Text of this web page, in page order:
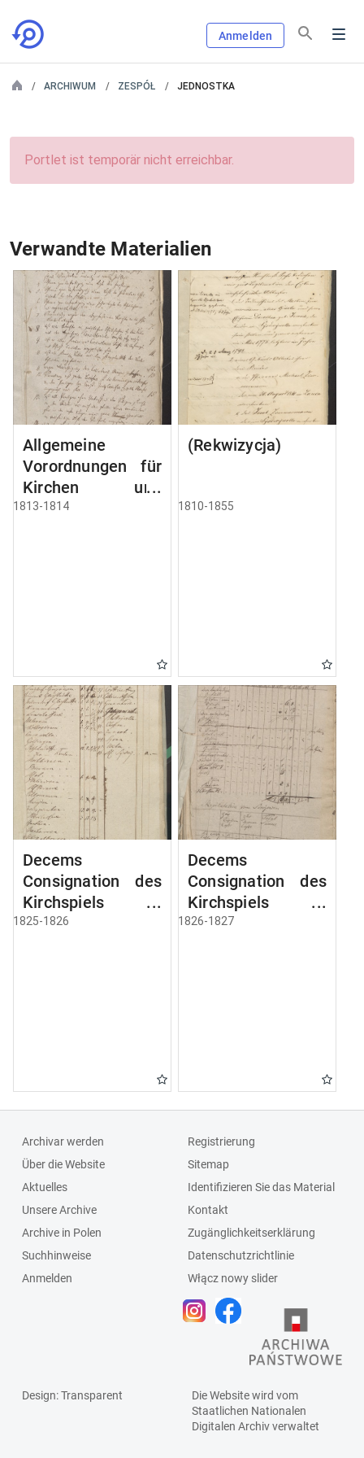
Anmelden
ARCHIWUM ZESPÓŁ JEDNOSTKA
Portlet ist temporär nicht erreichbar.
Verwandte Materialien
Allgemeine
Vorordnungen für
Kirchen und
Schulen
1813-1814
(Rekwizycja)
1810-1855
Decems
Consignation des
Kirchspiels
Aveyden
1825-1826
Decems
Consignation des
Kirchspiels
Aveyden
1826-1827
Archivar werden
Über die Website
Aktuelles
Unsere Archive
Archive in Polen
Suchhinweise
Anmelden
Registrierung
Sitemap
Identifizieren Sie das Material
Kontakt
Zugänglichkeitserklärung
Datenschutzrichtlinie
Włącz nowy slider
Design: Transparent
Die Website wird vom
Staatlichen Nationalen
Digitalen Archivverwaltet